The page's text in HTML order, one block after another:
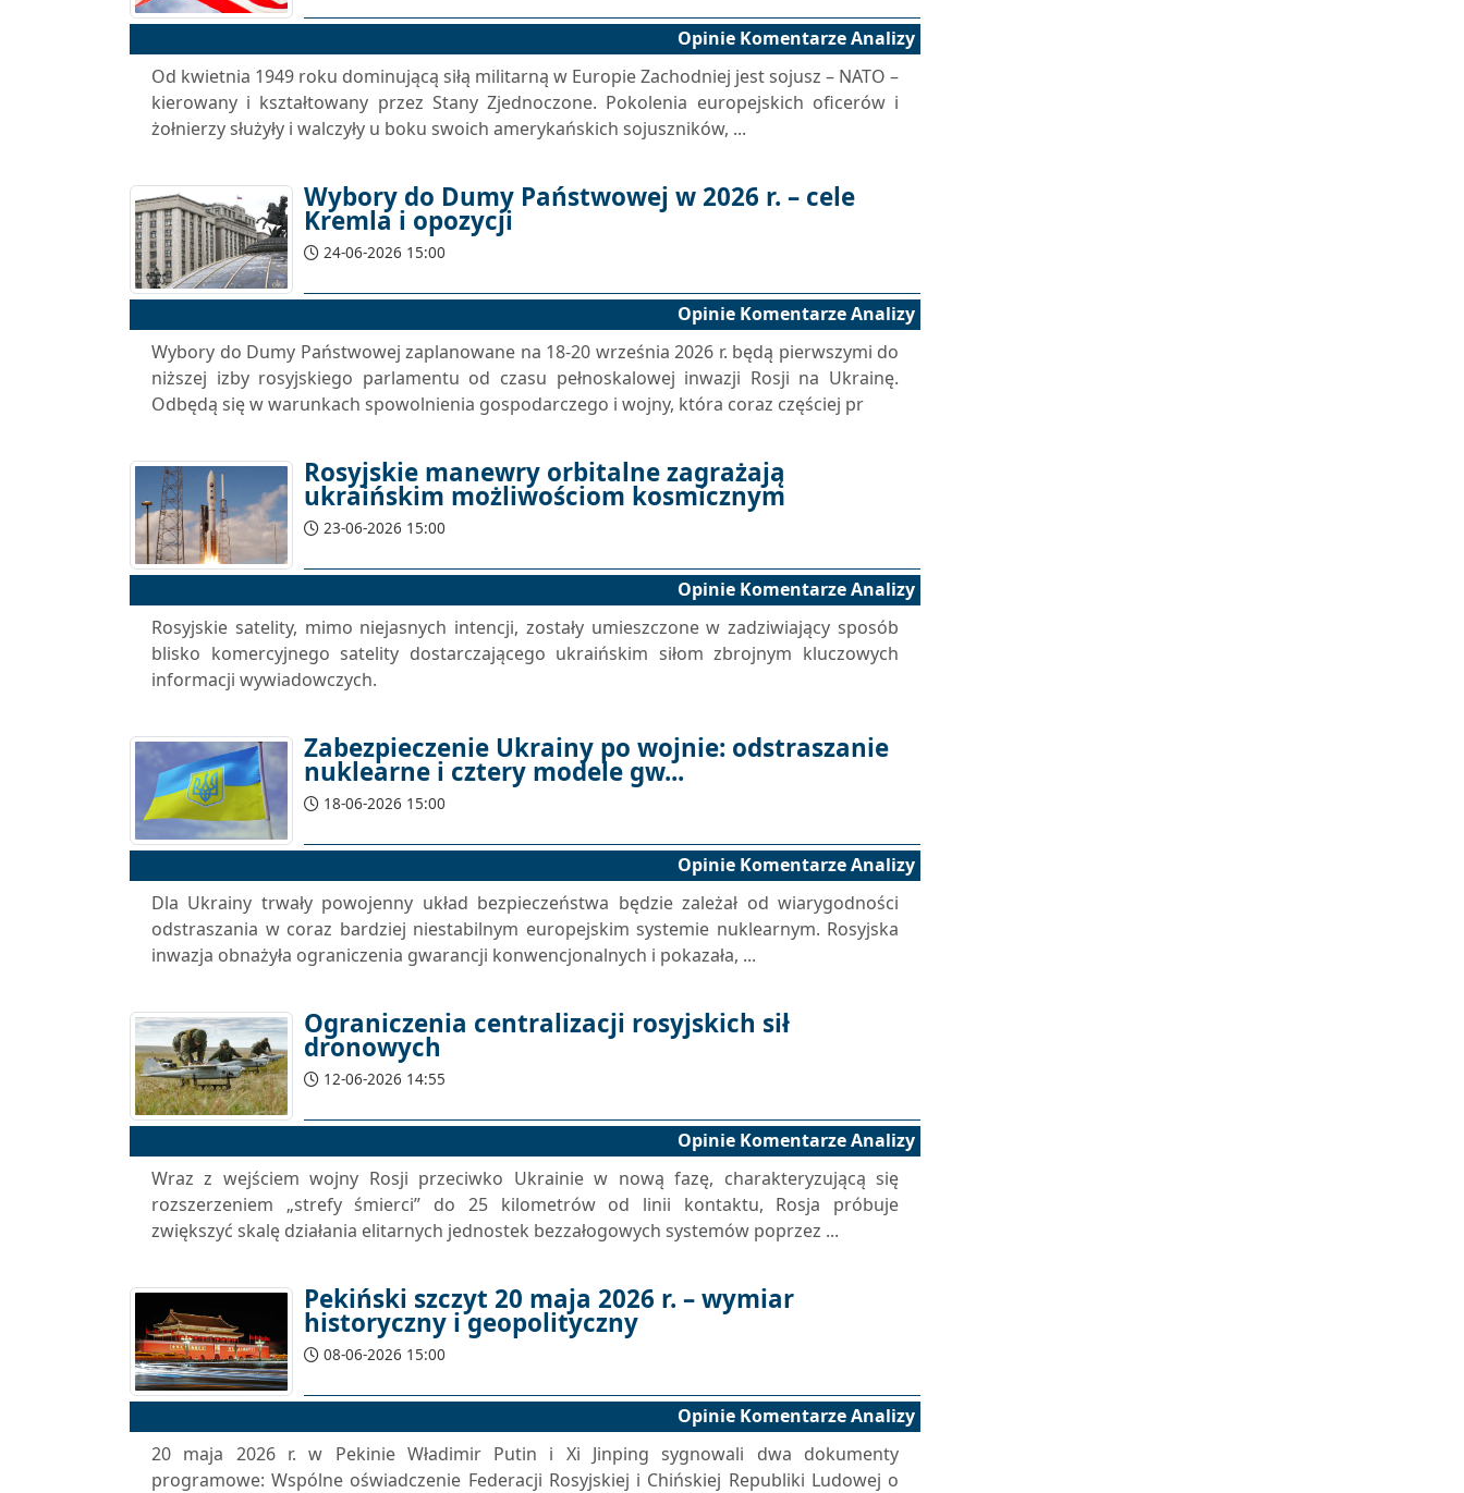
Opinie Komentarze Analizy
Od kwietnia 1949 roku dominującą siłą militarną w Europie Zachodniej jest sojusz – NATO –
kierowany i kształtowany przez Stany Zjednoczone. Pokolenia europejskich oficerów i
żołnierzy służyły i walczyły u boku swoich amerykańskich sojuszników, ...
Wybory do Dumy Państwowej w 2026 r. – cele
Kremla i opozycji
24-06-2026 15:00
Opinie Komentarze Analizy
Wybory do Dumy Państwowej zaplanowane na 18-20 września 2026 r. będą pierwszymi do
niższej izby rosyjskiego parlamentu od czasu pełnoskalowej inwazji Rosji na Ukrainę.
Odbędą się w warunkach spowolnienia gospodarczego i wojny, która coraz częściej pr
Rosyjskie manewry orbitalne zagrażają
ukraińskim możliwościom kosmicznym
23-06-2026 15:00
Opinie Komentarze Analizy
Rosyjskie satelity, mimo niejasnych intencji, zostały umieszczone w zadziwiający sposób
blisko komercyjnego satelity dostarczającego ukraińskim siłom zbrojnym kluczowych
informacji wywiadowczych.
Zabezpieczenie Ukrainy po wojnie: odstraszanie
nuklearne i cztery modele gw...
18-06-2026 15:00
Opinie Komentarze Analizy
Dla Ukrainy trwały powojenny układ bezpieczeństwa będzie zależał od wiarygodności
odstraszania w coraz bardziej niestabilnym europejskim systemie nuklearnym. Rosyjska
inwazja obnażyła ograniczenia gwarancji konwencjonalnych i pokazała, ...
Ograniczenia centralizacji rosyjskich sił
dronowych
12-06-2026 14:55
Opinie Komentarze Analizy
Wraz z wejściem wojny Rosji przeciwko Ukrainie w nową fazę, charakteryzującą się
rozszerzeniem „strefy śmierci” do 25 kilometrów od linii kontaktu, Rosja próbuje
zwiększyć skalę działania elitarnych jednostek bezzałogowych systemów poprzez ...
Pekiński szczyt 20 maja 2026 r. – wymiar
historyczny i geopolityczny
08-06-2026 15:00
Opinie Komentarze Analizy
20 maja 2026 r. w Pekinie Władimir Putin i Xi Jinping sygnowali dwa dokumenty
programowe: Wspólne oświadczenie Federacji Rosyjskiej i Chińskiej Republiki Ludowej o